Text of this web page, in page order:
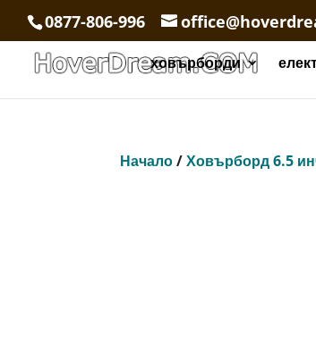
0877-806-996
ховърборди
Начало/Ховърборд 6.5